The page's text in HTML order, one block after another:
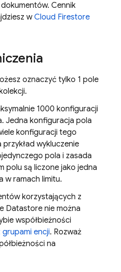
Cennik
wCloud Firestore
oznaczyć tylko 1 pole
1000 konfiguracji
Jedna konfiguracja pola
konfiguracji tego
wykluczenie
pola i zasada
polu są liczone jako jedna
w ramach limitu.
korzystających z
Datastore nie można
współbieżności
encji. Rozważ
na